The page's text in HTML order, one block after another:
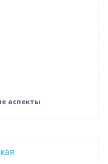
аспекты